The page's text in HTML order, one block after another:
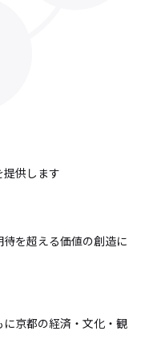
供します
を超える価値の創造に
京都の経済・文化・観